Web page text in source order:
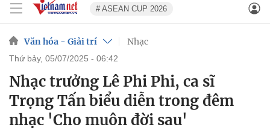
# ASEAN CUP 2026
Văn hóa - Giải trí Nhạc
thứ bảy, 05/07/2025 - 06:42
Nhạc trưởng Lê Phi Phi, ca sĩ
Trọng Tấn biểu diễn trong đêm
nhạc 'Cho muôn đời sau'